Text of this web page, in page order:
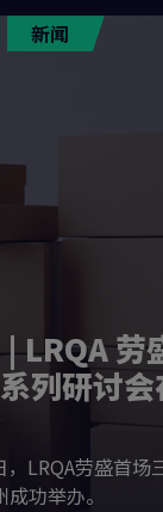
LRQA 劳
列研讨
新闻
LRQA劳盛首场
功举办。